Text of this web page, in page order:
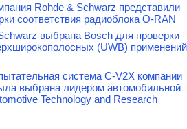
Rohde & Schwarz представили
соответствия радиоблока O-RAN
выбрана Bosch для проверки
(UWB) применений
система C-V2X компании
выбрана лидером автомобильной
Technology and Research